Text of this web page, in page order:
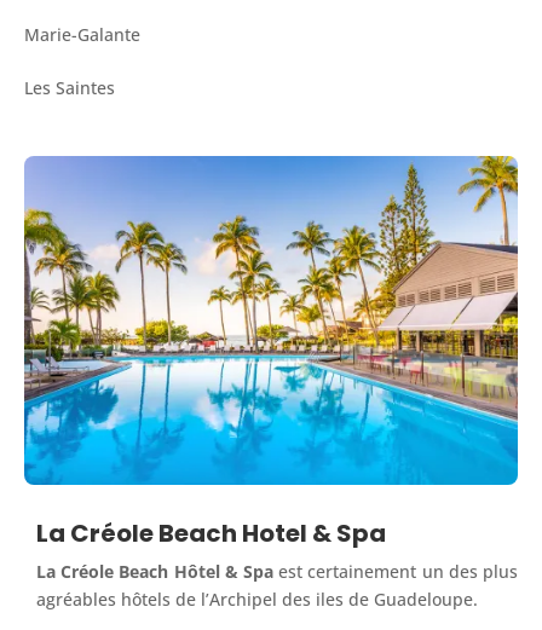
Marie-Galante
Les Saintes
La Créole Beach Hotel & Spa
La Créole Beach Hôtel & Spa est certainement un des plus
agréables hôtels de l’Archipel des iles de Guadeloupe.